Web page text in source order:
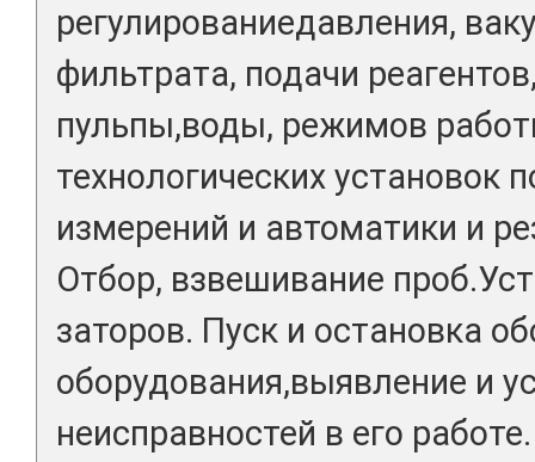
регулированиедавления,
фильтрата, подачи
пульпы,воды, режимов
технологических установок
измерений и автоматики и
Отбор, взвешивание
заторов. Пуск и остановка
оборудования,выявление и
неисправностей в его